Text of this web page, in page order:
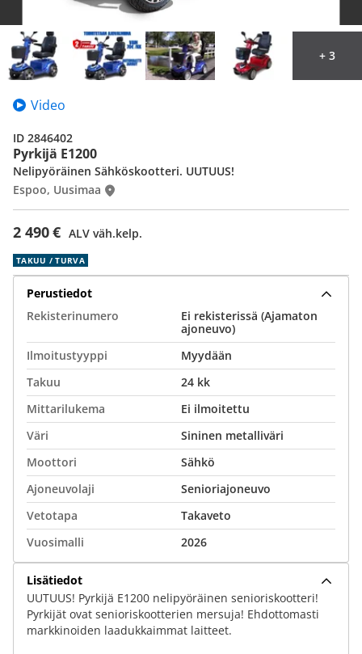
Pyrkijä E1200
2 490 € ALV väh.kelp.
Nelipyöräinen Sähköskootteri. UUTUUS!
Espoo, Uusimaa
ID 2846402
+ 3
Video
TAKUU / TURVA
Perustiedot
Rekisterinumero
Ei rekisterissä (Ajamaton
ajoneuvo)
Ilmoitustyyppi
Myydään
Takuu
24 kk
Mittarilukema
Ei ilmoitettu
Väri
Sininen metalliväri
Moottori
Sähkö
Ajoneuvolaji
Senioriajoneuvo
Vetotapa
Takaveto
Vuosimalli
2026
Lisätiedot
UUTUUS! Pyrkijä E1200 nelipyöräinen senioriskootteri!
Pyrkijät ovat senioriskootterien mersuja! Ehdottomasti
markkinoiden laadukkaimmat laitteet.